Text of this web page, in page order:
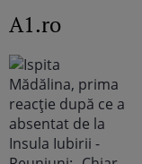
A1.ro